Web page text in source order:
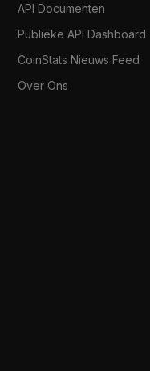
API Documenten
Publieke API Dashboard
CoinStats Nieuws Feed
Over Ons